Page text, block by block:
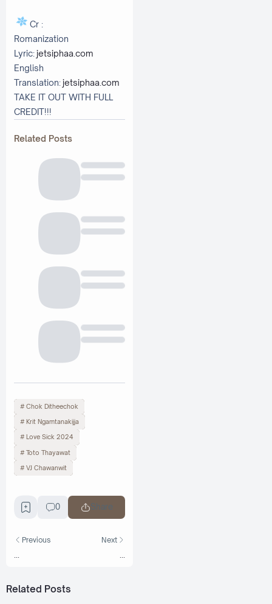
Cr :
Romanization
Lyric:jetsiphaa.com
English
Translation:jetsiphaa.com
TAKE IT OUT WITH FULL
CREDIT!!!
Related Posts
Chok Ditheechok
Krit Ngamtanakijja
Love Sick 2024
Toto Thayawat
VJ Chawanwit
0 Share
Previous Next
Related Posts